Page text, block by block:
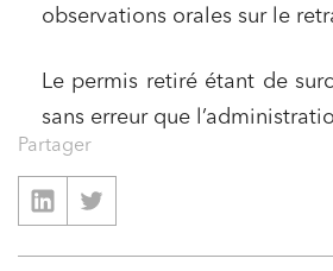
observations orales sur le
Le permis retiré étant de
sans erreur que
Partager
Relations commerciales et
solidaire